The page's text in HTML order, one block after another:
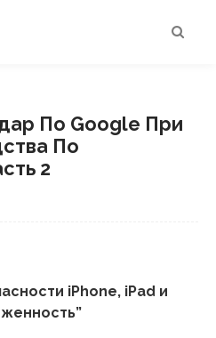
По Google При
По
2
iPhone, iPad и